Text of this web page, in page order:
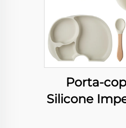
Porta-
Silicone